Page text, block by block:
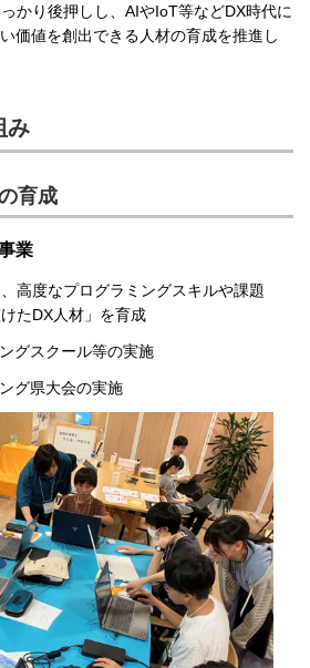
かり後押しし、AIやIoT等などDX時代に
価値を創出できる人材の育成を推進し
み
育成
業
高度なプログラミングスキルや課題
たDX人材」を育成
グスクール等の実施
グ県大会の実施